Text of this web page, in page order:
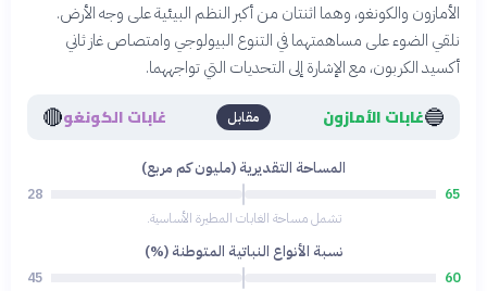
الأمازون والكونغو، وهما اثنتان من أكبر النظم البيئية على وجه الأرض.
نلقي الضوء على مساهمتهما في التنوع البيولوجي وامتصاص غاز ثاني
أكسيد الكربون، مع الإشارة إلى التحديات التي تواجههما.
🔵غابات الأمازون مقابل غابات الكونغو🔴
المساحة التقديرية (مليون كم مربع)
65
28
تشمل مساحة الغابات المطيرة الأساسية.
نسبة الأنواع النباتية المتوطنة (%)
60
45